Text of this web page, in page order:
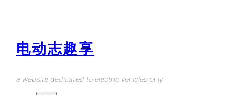
电动志趣享
a website dedicated to electric vehicles only.